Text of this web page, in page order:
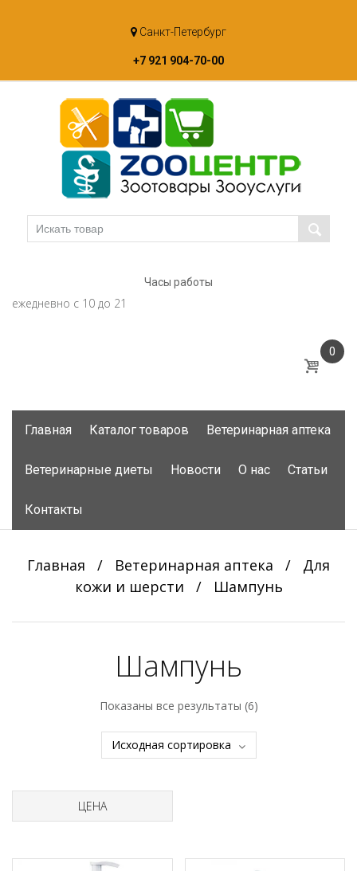
to
Санкт-Петербург
+7 921 904-70-00
Часы работы
ежедневно с 10 до 21
0
Главная Каталог товаров Ветеринарная аптека
Ветеринарные диеты Новости О нас Статьи
Контакты
Главная / Ветеринарная аптека /
Для
кожи и шерсти
/ Шампунь
Шампунь
Показаны все результаты (6)
ЦЕНА